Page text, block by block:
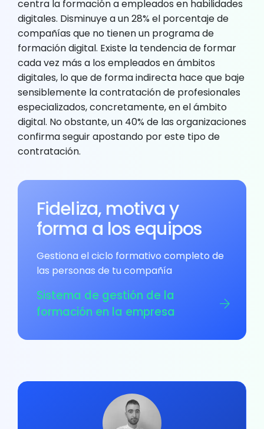
centra la formación a empleados en habilidades
digitales. Disminuye a un 28% el porcentaje de
compañías que no tienen un programa de
formación digital. Existe la tendencia de formar
cada vez más a los empleados en ámbitos
digitales, lo que de forma indirecta hace que baje
sensiblemente la contratación de profesionales
especializados, concretamente, en el ámbito
digital. No obstante, un 40% de las organizaciones
confirma seguir apostando por este tipo de
contratación.
Fideliza, motiva y
forma a los equipos
Gestiona el ciclo formativo completo de
las personas de tu compañía
Sistema de gestión de la
formación en la empresa